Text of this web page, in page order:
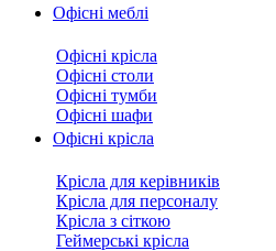
Офісні меблі
Офісні крісла
Офісні столи
Офісні тумби
Офісні шафи
Офісні крісла
Крісла для керівників
Крісла для персоналу
Крісла з сіткою
Геймерські крісла